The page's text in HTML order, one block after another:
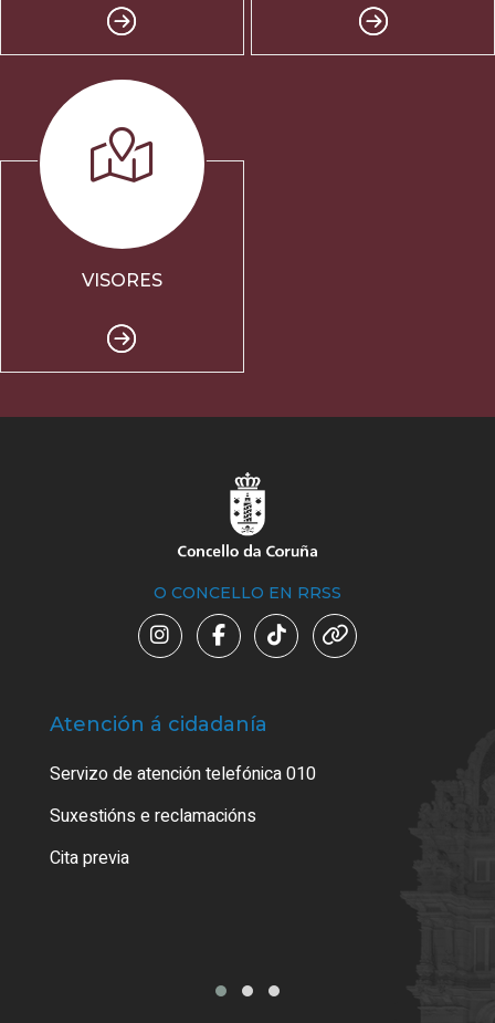
VISORES
O CONCELLO EN RRSS
Atención á cidadanía
Servizo de atención telefónica 010
Suxestións e reclamacións
Cita previa